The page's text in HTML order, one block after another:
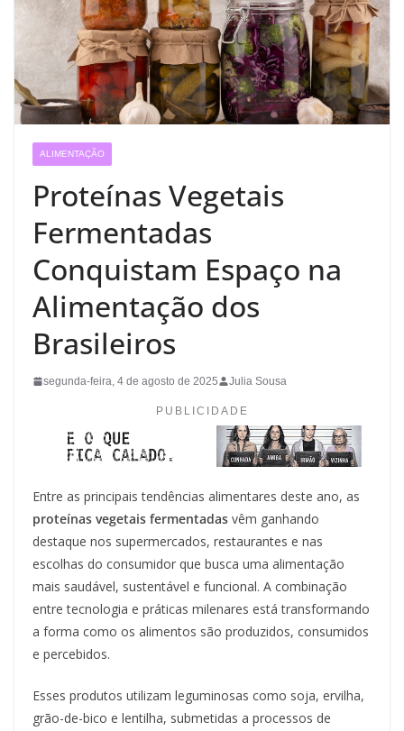
ALIMENTAÇÃO
Proteínas Vegetais
Fermentadas
Conquistam Espaço na
Alimentação dos
Brasileiros
segunda-feira, 4 de agosto de 2025 Julia Sousa
PUBLICIDADE
Entre as principais tendências alimentares deste ano, as
proteínas vegetais fermentadas vêm ganhando
destaque nos supermercados, restaurantes e nas
escolhas do consumidor que busca uma alimentação
mais saudável, sustentável e funcional. A combinação
entre tecnologia e práticas milenares está transformando
a forma como os alimentos são produzidos, consumidos
e percebidos.
Esses produtos utilizam leguminosas como soja, ervilha,
grão-de-bico e lentilha, submetidas a processos de